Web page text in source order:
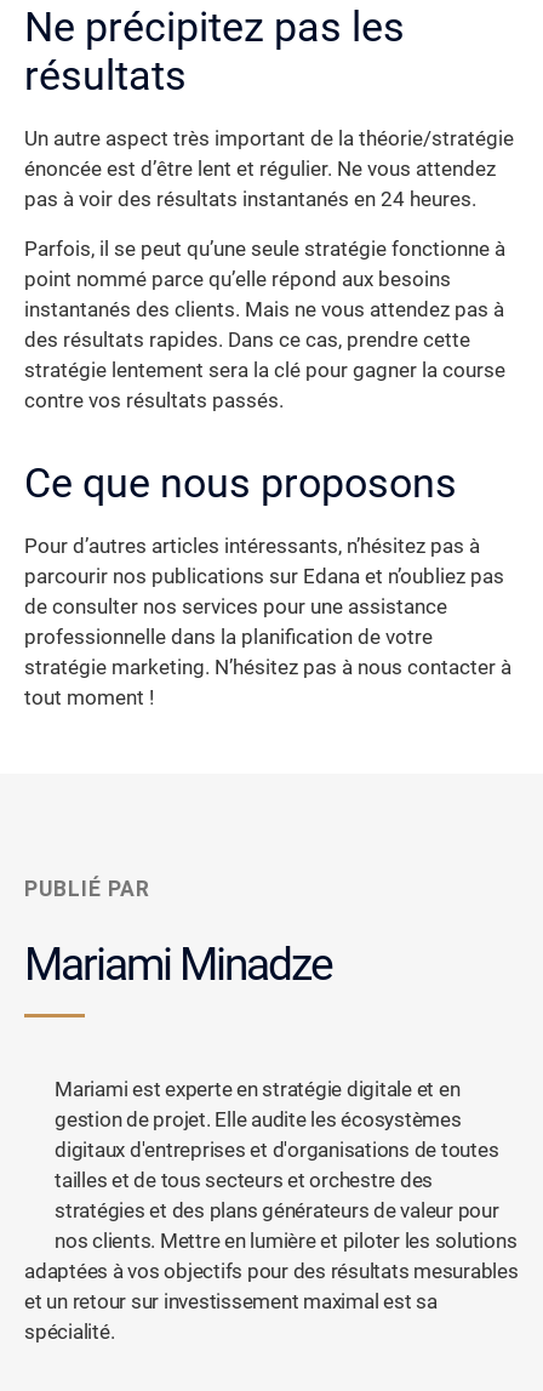
Ne précipitez pas les
résultats
Un autre aspect très important de la théorie/stratégie
énoncée est d’être lent et régulier. Ne vous attendez
pas à voir des résultats instantanés en 24 heures.
Parfois, il se peut qu’une seule stratégie fonctionne à
point nommé parce qu’elle répond aux besoins
instantanés des clients. Mais ne vous attendez pas à
des résultats rapides. Dans ce cas, prendre cette
stratégie lentement sera la clé pour gagner la course
contre vos résultats passés.
Ce que nous proposons
Pour d’autres articles intéressants, n’hésitez pas à
parcourir nos publications sur Edana et n’oubliez pas
de consulter nos services pour une assistance
professionnelle dans la planification de votre
stratégie marketing. N’hésitez pas à nous contacter à
tout moment !
PUBLIÉ PAR
Mariami Minadze
Mariami est experte en stratégie digitale et en
gestion de projet. Elle audite les écosystèmes
digitaux d'entreprises et d'organisations de toutes
tailles et de tous secteurs et orchestre des
stratégies et des plans générateurs de valeur pour
nos clients. Mettre en lumière et piloter les solutions
adaptées à vos objectifs pour des résultats mesurables
et un retour sur investissement maximal est sa
spécialité.